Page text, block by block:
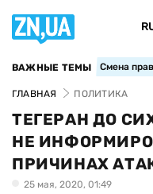
ВАЖНЫЕ ТЕМЫ Смена
ГЛАВНАЯ ПОЛИТИКА
ТЕГЕРАН ДО
НЕ
ПРИЧИНАХ
25 мая, 2020, 01:49